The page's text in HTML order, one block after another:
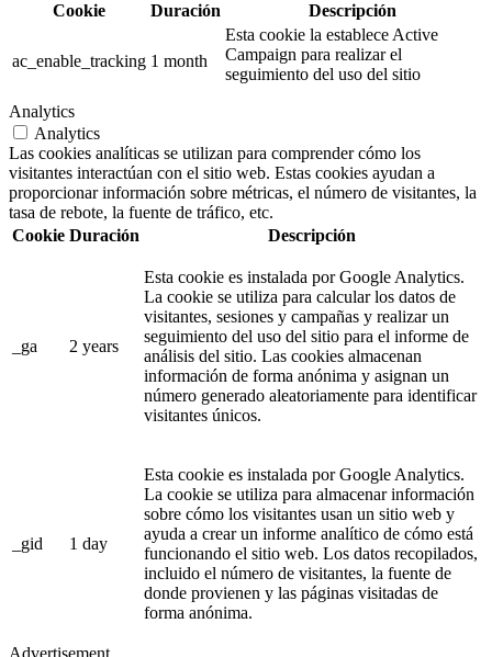
Cookie
Duración Descripción
ac_enable_tracking 1 month
Esta cookie la establece Active
Campaign para realizar el
seguimiento del uso del sitio
Analytics
Analytics
Las cookies analíticas se utilizan para comprender cómo los
visitantes interactúan con el sitio web. Estas cookies ayudan a
proporcionar información sobre métricas, el número de visitantes, la
tasa de rebote, la fuente de tráfico, etc.
Cookie Duración Descripción
_ga 2 years
Esta cookie es instalada por Google Analytics.
La cookie se utiliza para calcular los datos de
visitantes, sesiones y campañas y realizar un
seguimiento del uso del sitio para el informe de
análisis del sitio. Las cookies almacenan
información de forma anónima y asignan un
número generado aleatoriamente para identificar
visitantes únicos.
_gid 1 day
Esta cookie es instalada por Google Analytics.
La cookie se utiliza para almacenar información
sobre cómo los visitantes usan un sitio web y
ayuda a crear un informe analítico de cómo está
funcionando el sitio web. Los datos recopilados,
incluido el número de visitantes, la fuente de
donde provienen y las páginas visitadas de
forma anónima.